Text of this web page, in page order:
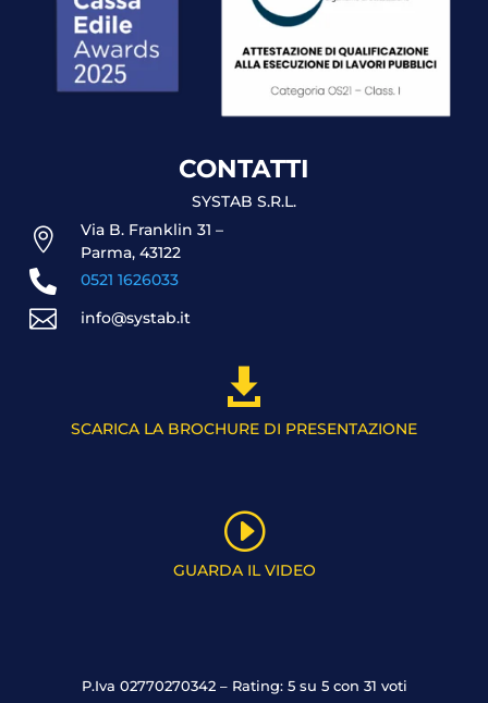
CONTATTI
SYSTAB S.R.L.

Via B. Franklin 31 –
Parma, 43122
 0521 1626033
 info@systab.it

SCARICA LA BROCHURE DI PRESENTAZIONE
I
GUARDA IL VIDEO
P.Iva 02770270342 – Rating: 5 su 5 con 31 voti